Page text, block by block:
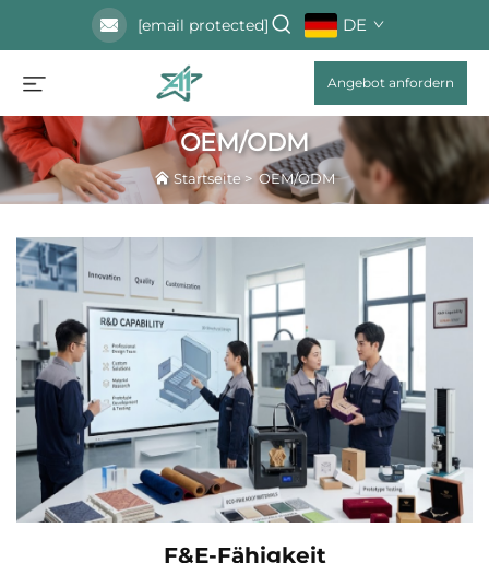
[email protected] DE
Angebot anfordern
OEM/ODM
Startseite > OEM/ODM
F&E-Fähigkeit